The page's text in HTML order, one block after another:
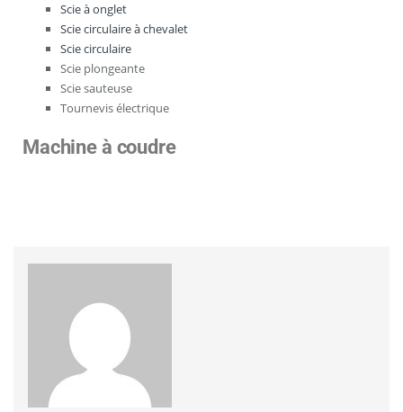
Scie à onglet
Scie circulaire à chevalet
Scie circulaire
Scie plongeante
Scie sauteuse
Tournevis électrique
Machine à coudre